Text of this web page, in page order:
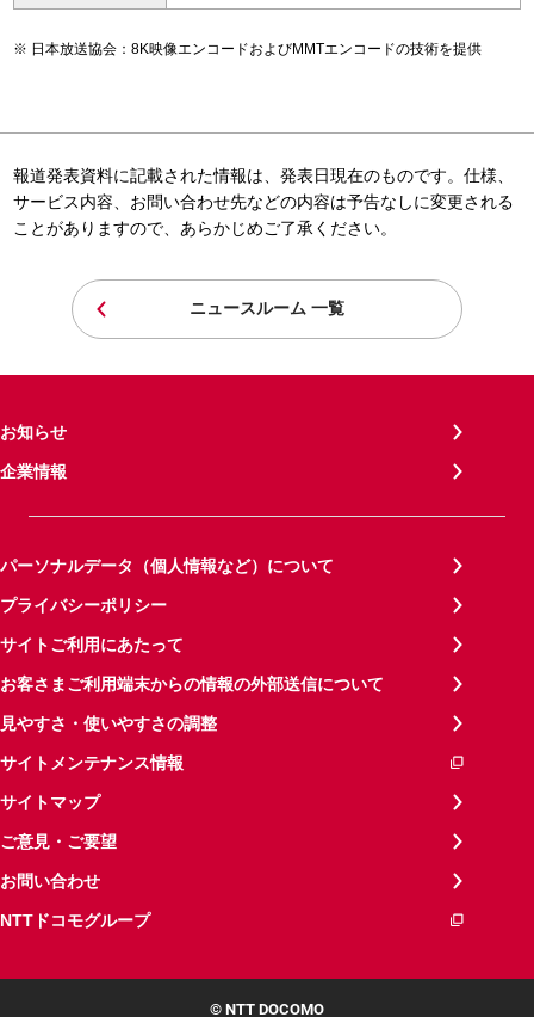
日本放送協会：8K映像エンコードおよびMMTエンコードの技術を提供
報道発表資料に記載された情報は、発表日現在のものです。仕様、
サービス内容、お問い合わせ先などの内容は予告なしに変更される
ことがありますので、あらかじめご了承ください。
ニュースルーム 一覧
お知らせ
企業情報
パーソナルデータ（個人情報など）について
プライバシーポリシー
サイトご利用にあたって
お客さまご利用端末からの情報の外部送信について
見やすさ・使いやすさの調整
サイトメンテナンス情報
サイトマップ
ご意見・ご要望
お問い合わせ
NTTドコモグループ
© NTT DOCOMO